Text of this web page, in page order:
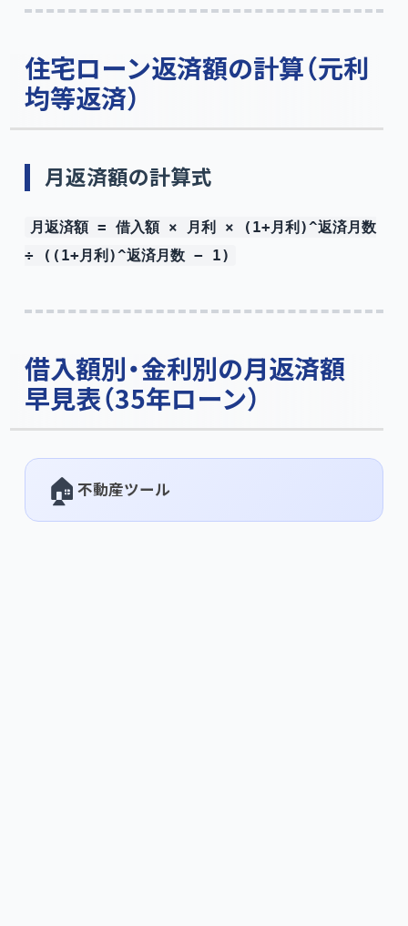
住宅ローン返済額の計算（元利
均等返済）
月返済額の計算式
月返済額 = 借入額 × 月利 × (1+月利)^返済月数
÷ ((1+月利)^返済月数 − 1)
借入額別・金利別の月返済額
早見表（35年ローン）
🏠 不動産ツール